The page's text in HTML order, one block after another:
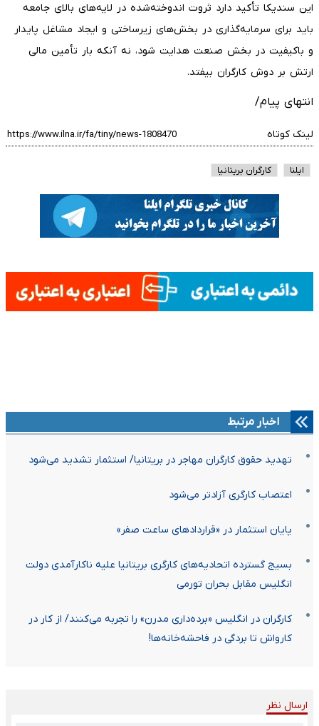
این سندیکا تأکید دارد ثروت اندوخته‌شده در لایه‌های بالای جامعه
باید برای سرمایه‌گذاری در بخش‌های زیرساختی و ایجاد مشاغل پایدار
و باکیفیت در بخش صنعت هدایت شود، نه آنکه بار تأمین مالی
ارتش بر دوش کارگران بیفتد.
انتهای پیام/
لینک کوتاه
ایلنا کارگران بریتانیا
اخبار مرتبط
تهدید حقوق کارگران مهاجر در بریتانیا/ استثمار تشدید می‌شود
اعتصاب کارگری آزادتر می‌شود
پایان استثمار در «قراردادهای ساعت صفر»
بسیج گسترده اتحادیه‌های کارگری بریتانیا علیه ناکارآمدی دولت
انگلیس مقابل بحران تورمی
کارگران در انگلیس «برده‌داری مدرن» را تجربه می‌کنند/ از کار در
کارواش تا بردگی در فاحشه‌خانه‌ها!
ارسال نظر